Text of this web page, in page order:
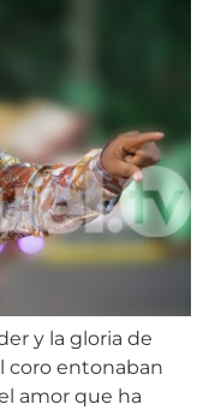
y la gloria de
coro entonaban
amor que ha